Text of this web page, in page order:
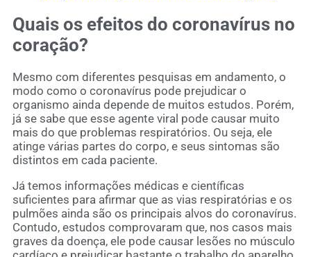
Quais os efeitos do coronavírus no
coração?
Mesmo com diferentes pesquisas em andamento, o
modo como o coronavírus pode prejudicar o
organismo ainda depende de muitos estudos. Porém,
já se sabe que esse agente viral pode causar muito
mais do que problemas respiratórios. Ou seja, ele
atinge várias partes do corpo, e seus sintomas são
distintos em cada paciente.
Já temos informações médicas e científicas
suficientes para afirmar que as vias respiratórias e os
pulmões ainda são os principais alvos do coronavírus.
Contudo, estudos comprovaram que, nos casos mais
graves da doença, ele pode causar lesões no músculo